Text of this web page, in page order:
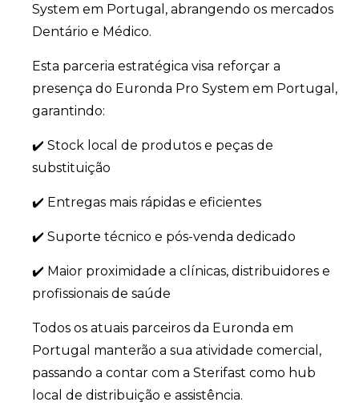
System em Portugal, abrangendo os mercados
Dentário e Médico.
Esta parceria estratégica visa reforçar a
presença do Euronda Pro System em Portugal,
garantindo:
✔️ Stock local de produtos e peças de
substituição
✔️ Entregas mais rápidas e eficientes
✔️ Suporte técnico e pós-venda dedicado
✔️ Maior proximidade a clínicas, distribuidores e
profissionais de saúde
Todos os atuais parceiros da Euronda em
Portugal manterão a sua atividade comercial,
passando a contar com a Sterifast como hub
local de distribuição e assistência.